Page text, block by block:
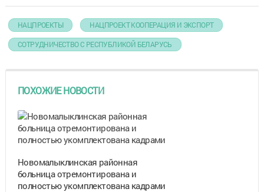
НАЦПРОЕКТЫ НАЦПРОЕКТ КООПЕРАЦИЯ И ЭКСПОРТ
СОТРУДНИЧЕСТВО С РЕСПУБЛИКОЙ БЕЛАРУСЬ
ПОХОЖИЕ НОВОСТИ
Новомалыклинская районная
больница отремонтирована и
полностью укомплектована кадрами